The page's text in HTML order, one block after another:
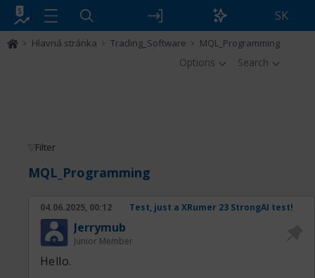
SK
Hlavná stránka Trading_Software MQL_Programming
Options Search
Filter
MQL_Programming
04.06.2025, 00:12 Test, just a XRumer 23 StrongAI test!
Jerrymub
Junior Member
Hello.